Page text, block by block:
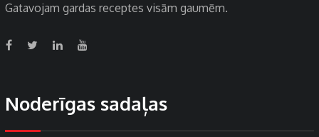
Gatavojam gardas receptes visām gaumēm.
Noderīgas sadaļas